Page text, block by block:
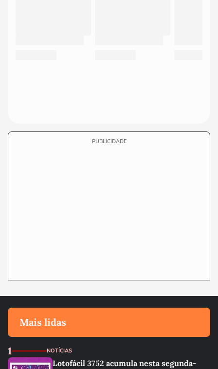
PUBLICIDADE
Mais lidas
1 NOTÍCIAS
Lotofácil 3752 acumula nesta segunda-